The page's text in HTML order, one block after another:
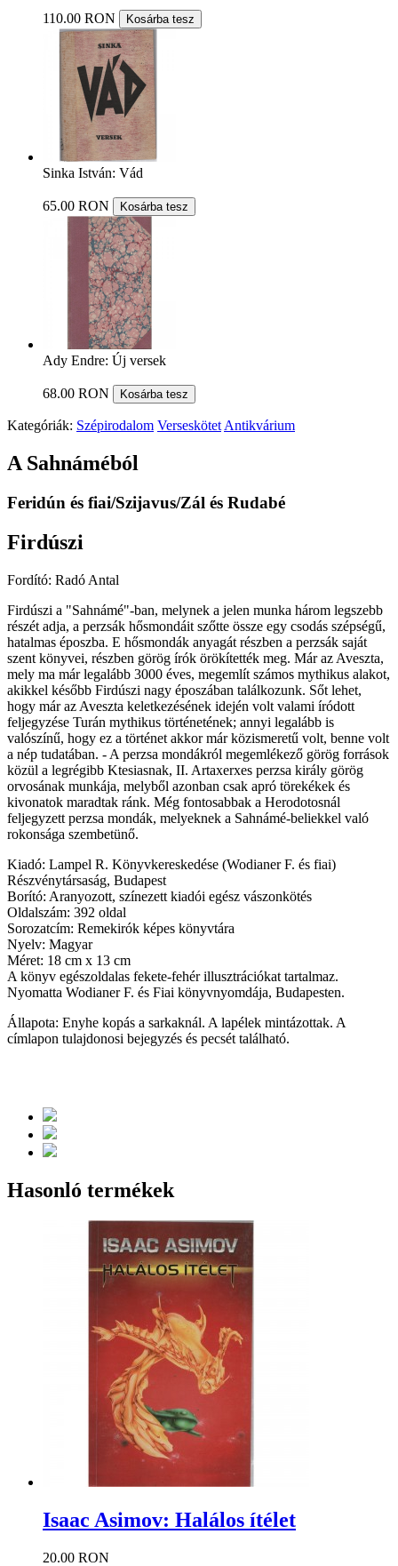
110.00 RON Kosárba tesz
Sinka István: Vád
65.00 RON Kosárba tesz
Ady Endre: Új versek
68.00 RON Kosárba tesz
Kategóriák: Szépirodalom Verseskötet Antikvárium
A Sahnáméból
Feridún és fiai/Szijavus/Zál és Rudabé
Firdúszi
Fordító: Radó Antal
Firdúszi a "Sahnámé"-ban, melynek a jelen munka három legszebb
részét adja, a perzsák hősmondáit szőtte össze egy csodás szépségű,
hatalmas époszba. E hősmondák anyagát részben a perzsák saját
szent könyvei, részben görög írók örökítették meg. Már az Aveszta,
mely ma már legalább 3000 éves, megemlít számos mythikus alakot,
akikkel később Firdúszi nagy époszában találkozunk. Sőt lehet,
hogy már az Aveszta keletkezésének idején volt valami íródott
feljegyzése Turán mythikus történetének; annyi legalább is
valószínű, hogy ez a történet akkor már közismeretű volt, benne volt
a nép tudatában. - A perzsa mondákról megemlékező görög források
közül a legrégibb Ktesiasnak, II. Artaxerxes perzsa király görög
orvosának munkája, melyből azonban csak apró törekékek és
kivonatok maradtak ránk. Még fontosabbak a Herodotosnál
feljegyzett perzsa mondák, melyeknek a Sahnámé-beliekkel való
rokonsága szembetünő.
Kiadó: Lampel R. Könyvkereskedése (Wodianer F. és fiai)
Részvénytársaság, Budapest
Borító: Aranyozott, színezett kiadói egész vászonkötés
Oldalszám: 392 oldal
Sorozatcím: Remekirók képes könyvtára
Nyelv: Magyar
Méret: 18 cm x 13 cm
A könyv egészoldalas fekete-fehér illusztrációkat tartalmaz.
Nyomatta Wodianer F. és Fiai könyvnyomdája, Budapesten.
Állapota: Enyhe kopás a sarkaknál. A lapélek mintázottak. A
címlapon tulajdonosi bejegyzés és pecsét található.
Hasonló termékek
Isaac Asimov: Halálos ítélet
20.00 RON